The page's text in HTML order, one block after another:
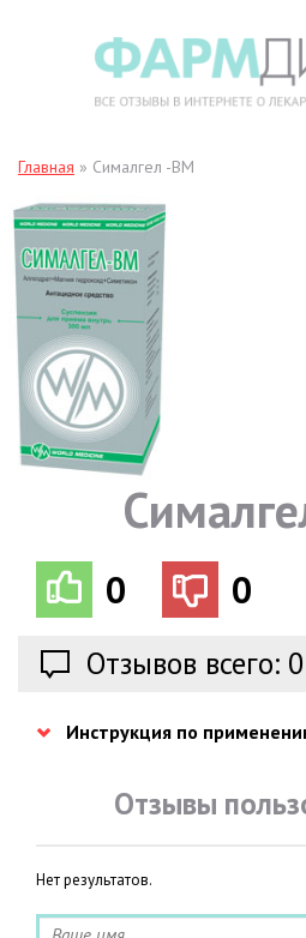
Главная » Сималгел -ВМ
0 0
Отзывов всего: 0
Инструкция по
Отзывы
Нет результатов.